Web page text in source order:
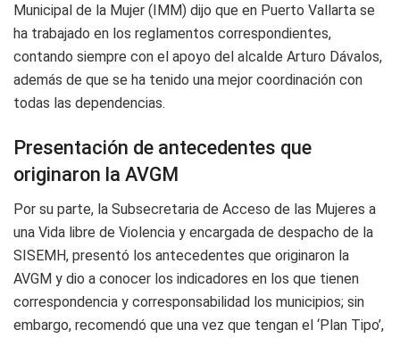
Municipal de la Mujer (IMM) dijo que en Puerto Vallarta se
ha trabajado en los reglamentos correspondientes,
contando siempre con el apoyo del alcalde Arturo Dávalos,
además de que se ha tenido una mejor coordinación con
todas las dependencias.
Presentación de antecedentes que
originaron la AVGM
Por su parte, la Subsecretaria de Acceso de las Mujeres a
una Vida libre de Violencia y encargada de despacho de la
SISEMH, presentó los antecedentes que originaron la
AVGM y dio a conocer los indicadores en los que tienen
correspondencia y corresponsabilidad los municipios; sin
embargo, recomendó que una vez que tengan el ‘Plan Tipo’,